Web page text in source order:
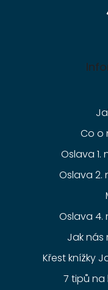
Co o
Oslava 1.
Oslava 2.
Oslava 4.
Jak nás
Křest knížky
7 tipů na